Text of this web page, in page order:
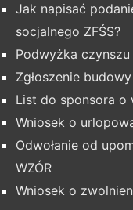
Jak napisać
socjalnego ZFŚS?
Podwyżka
Zgłoszenie
List do sponsora o
Wniosek o
Odwołanie od
WZÓR
Wniosek o